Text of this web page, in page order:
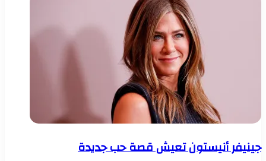
جينيفر أنيستون تعيش قصة حب جديدة